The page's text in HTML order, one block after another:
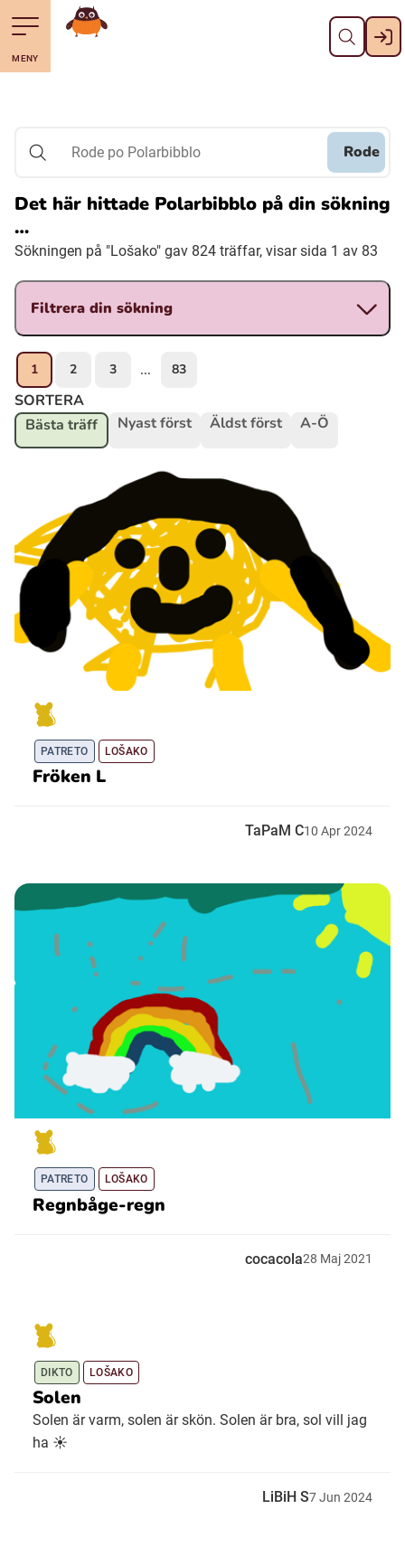
Till navigering av sidans innehåll
Till övergripande innehåll för webbplatsen Stäng
Åarjelsaemiengïele (Sydsamiska)
Davvisámegiella (Nordsamiska)
Bidumsámegiella (Pitesamiska)
Ubmejesámiengiälla (Umesamiska)
Kaale (Romska)
Arli (Romska)
Resanderomani (Romska)
Kelderash (Romska)
MENY
Gå till startsidan
Rode po Polarbibblo
Rode
Det här hittade Polarbibblo på din sökning
…
Sökningen på "Lošako" gav 824 träffar, visar sida 1 av 83
Filtrera din sökning
1 2 3 ... 83
SORTERA
Bästa träff
Nyast först Äldst först A-Ö
PATRETO LOŠAKO
Fröken L
TaPaM C10 Apr2024
PATRETO LOŠAKO
Regnbåge-regn
cocacola28 Maj2021
DIKTO LOŠAKO
Solen
Solen är varm, solen är skön. Solen är bra, sol vill jag
ha ☀️
LiBiH S7Jun 2024